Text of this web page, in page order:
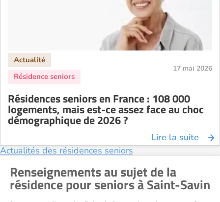
Résidence senior à la location Orléans
Résidence senior à la location Perpignan
Résidence senior à la location Reims
Résidence senior à la location Rennes
Résidence senior à la location Strasbourg
Recherche par ville
17 mai 2026
Résidences seniors en France : 108 000
logements, mais est-ce assez face au choc
démographique de 2026 ?
Lire la suite
Actualités des résidences seniors
Renseignements au sujet de la
résidence pour seniors à Saint-Savin